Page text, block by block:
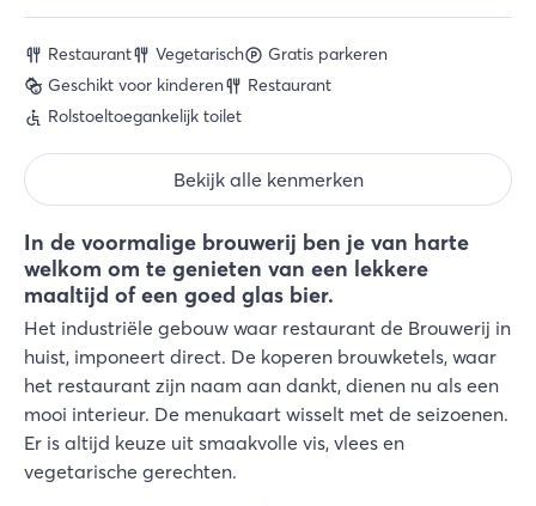
In de voormalige brouwerij ben je van harte
welkom om te genieten van een lekkere
maaltijd of een goed glas bier.
Het industriële gebouw waar restaurant de Brouwerij in
huist, imponeert direct. De koperen brouwketels, waar
het restaurant zijn naam aan dankt, dienen nu als een
mooi interieur. De menukaart wisselt met de seizoenen.
Er is altijd keuze uit smaakvolle vis, vlees en
vegetarische gerechten.
Restaurant Vegetarisch
Gratis parkeren
Geschikt voor kinderen
Restaurant
Rolstoeltoegankelijk toilet
Bekijk alle kenmerken